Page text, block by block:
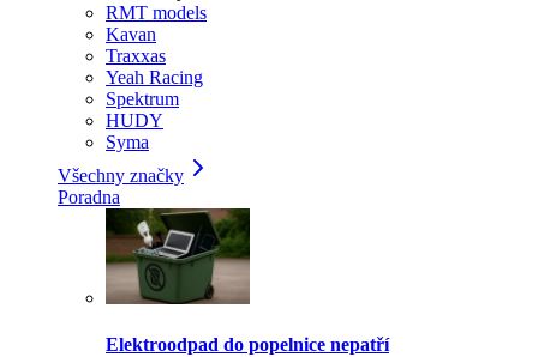
RMT models
Kavan
Traxxas
Yeah Racing
Spektrum
HUDY
Syma
Všechny značky
Poradna
Elektroodpad do popelnice nepatří